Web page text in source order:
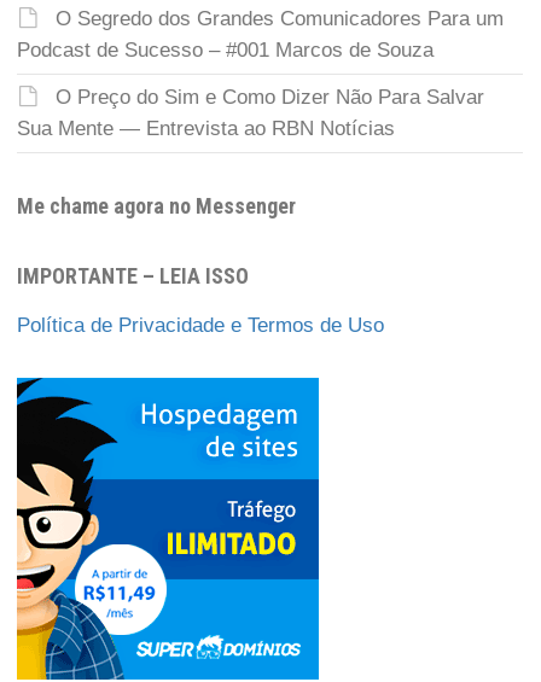
O Segredo dos Grandes Comunicadores Para um
Podcast de Sucesso – #001 Marcos de Souza
O Preço do Sim e Como Dizer Não Para Salvar
Sua Mente — Entrevista ao RBN Notícias
Me chame agora no Messenger
IMPORTANTE – LEIA ISSO
Política de Privacidade e Termos de Uso